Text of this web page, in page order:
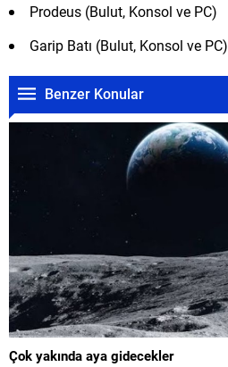
Prodeus (Bulut, Konsol ve PC)
Garip Batı (Bulut, Konsol ve PC)
Benzer Konular
Çok yakında aya gidecekler